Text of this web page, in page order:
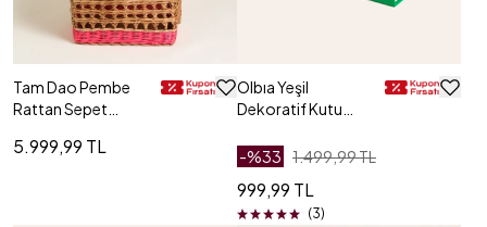
Tam Dao Pembe
Rattan Sepet
5.999,99 TL
Olbıa Yeşil
Dekoratif Kutu
-%33 1.499,99 TL
999,99 TL
(3)